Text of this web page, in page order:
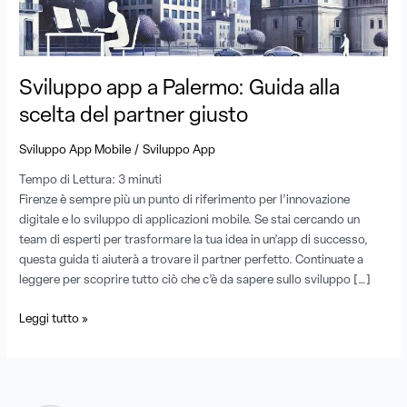
Sviluppo app a Palermo: Guida alla
scelta del partner giusto
Sviluppo App Mobile /Sviluppo App
Tempo di Lettura:3 minuti
Firenze è sempre più un punto di riferimento per l’innovazione
digitale e lo sviluppo di applicazioni mobile. Se stai cercando un
team di esperti per trasformare la tua idea in un’app di successo,
questa guida ti aiuterà a trovare il partner perfetto. Continuate a
leggere per scoprire tutto ciò che c’è da sapere sullo sviluppo […]
del
partner
Leggi tutto »